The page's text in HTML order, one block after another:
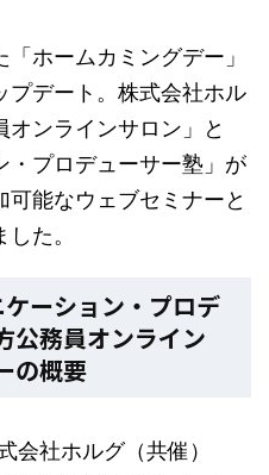
ホームカミングデー」
プデート。株式会社ホル
オンラインサロン」と
・プロデューサー塾」が
能なウェブセミナーと
た。
ーション・プロデ
公務員オンライン
の概要
会社ホルグ（共催）